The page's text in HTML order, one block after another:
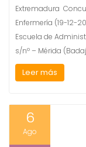
Extremadura
Enfermería (19-12-
Escuela de
s/nº – Mérida
Leer más
6
Ago